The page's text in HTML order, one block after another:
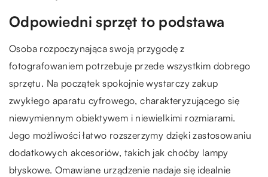
Odpowiedni sprzęt to podstawa
Osoba rozpoczynająca swoją przygodę z
fotografowaniem potrzebuje przede wszystkim dobrego
sprzętu. Na początek spokojnie wystarczy zakup
zwykłego aparatu cyfrowego, charakteryzującego się
niewymiennym obiektywem i niewielkimi rozmiarami.
Jego możliwości łatwo rozszerzymy dzięki zastosowaniu
dodatkowych akcesoriów, takich jak choćby lampy
błyskowe. Omawiane urządzenie nadaje się idealnie